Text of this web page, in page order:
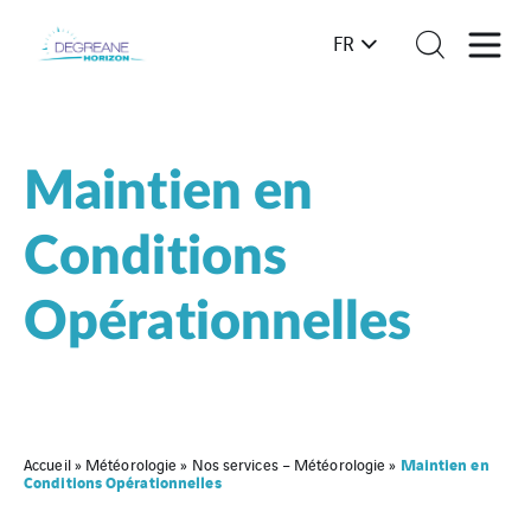
FR
Maintien en
Conditions
Opérationnelles
Accueil» Météorologie » Nos services – Météorologie » Maintien en
Conditions Opérationnelles